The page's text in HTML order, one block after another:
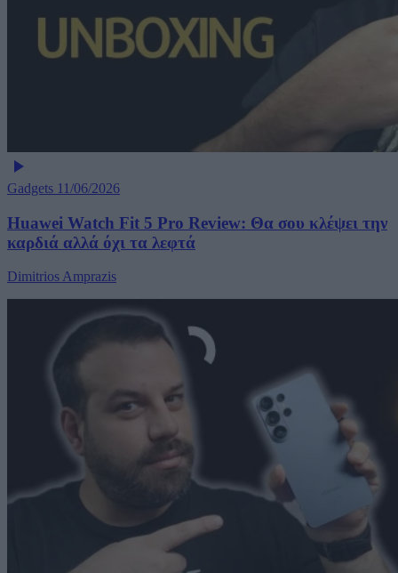
Gadgets 11/06/2026
Huawei Watch Fit 5 Pro Review: Θα σου κλέψει την
καρδιά αλλά όχι τα λεφτά
Dimitrios Amprazis